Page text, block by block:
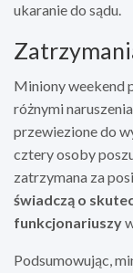
ukaranie do sądu.
Miniony weekend
różnymi
przewiezione do
cztery osoby
zatrzymana za
świadczą o
funkcjonariuszy
Podsumowując,